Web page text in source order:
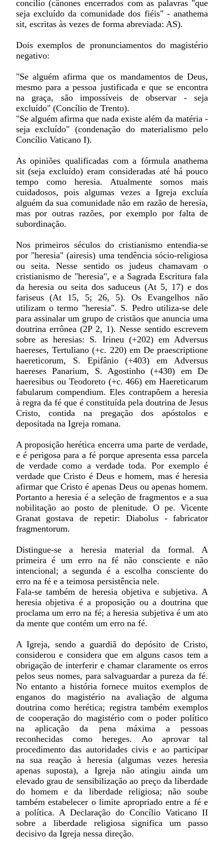
concílio (cânones encerrados com as palavras "que
seja excluído da comunidade dos fiéis" - anathema
sit, escritas às vezes de forma abreviada: AS).
Dois exemplos de pronunciamentos do magistério
negativo:
"Se alguém afirma que os mandamentos de Deus,
mesmo para a pessoa justificada e que se encontra
na graça, são impossíveis de observar - seja
excluído" (Concílio de Trento).
"Se alguém afirma que nada existe além da matéria -
seja excluído" (condenação do materialismo pelo
Concílio Vaticano I).
As opiniões qualificadas com a fórmula anathema
sit (seja excluído) eram consideradas até há pouco
tempo como heresia. Atualmente somos mais
cuidadosos, pois algumas vezes a Igreja excluía
alguém da sua comunidade não em razão de heresia,
mas por outras razões, por exemplo por falta de
subordinação.
Nos primeiros séculos do cristianismo entendia-se
por "heresia" (airesis) uma tendência sócio-religiosa
ou seita. Nesse sentido os judeus chamavam o
cristianismo de "heresia", e a Sagrada Escritura fala
da heresia ou seita dos saduceus (At 5, 17) e dos
fariseus (At 15, 5; 26, 5). Os Evangelhos não
utilizam o termo "heresia". S. Pedro utiliza-se dele
para assinalar um grupo de cristãos que anuncia uma
doutrina errônea (2P 2, 1). Nesse sentido escrevem
sobre as heresias: S. Irineu (+202) em Adversus
haereses, Tertuliano (+c. 220) em De praescriptione
haereticorum, S. Epifânio (+403) em Adversus
haereses Panarium, S. Agostinho (+430) em De
haeresibus ou Teodoreto (+c. 466) em Haereticarum
fabularum compendium. Eles contrapõem a heresia
à regra da fé que é constituída pela doutrina de Jesus
Cristo, contida na pregação dos apóstolos e
depositada na Igreja romana.
A proposição herética encerra uma parte de verdade,
e é perigosa para a fé porque apresenta essa parcela
de verdade como a verdade toda. Por exemplo é
verdade que Cristo é Deus e homem, mas é heresia
afirmar que Cristo é apenas Deus ou apenas homem.
Portanto a heresia é a seleção de fragmentos e a sua
nobilitação ao posto de plenitude. O pe. Vicente
Granat gostava de repetir: Diabolus - fabricator
fragmentorum.
Distingue-se a heresia material da formal. A
primeira é um erro na fé não consciente e não
intencional; a segunda é a escolha consciente do
erro na fé e a teimosa persistência nele.
Fala-se também de heresia objetiva e subjetiva. A
heresia objetiva é a proposição ou a doutrina que
proclama um erro na fé; a heresia subjetiva é um ato
da mente que contém um erro na fé.
A Igreja, sendo a guardiã do depósito de Cristo,
considerou e considera que em alguns casos tem a
obrigação de interferir e chamar claramente os erros
pelos seus nomes, para salvaguardar a pureza da fé.
No entanto a história fornece muitos exemplos de
enganos do magistério na avaliação de alguma
doutrina como herética; registra também exemplos
de cooperação do magistério com o poder político
na aplicação da pena máxima a pessoas
reconhecidas como hereges. Ao aprovar tal
procedimento das autoridades civis e ao participar
na sua reação à heresia (algumas vezes heresia
apenas suposta), a Igreja não atingiu ainda um
elevado grau de sensibilização ao preço da liberdade
do homem e da liberdade religiosa; não soube
também estabelecer o limite apropriado entre a fé e
a política. A Declaração do Concílio Vaticano II
sobre a liberdade religiosa significa um passo
decisivo da Igreja nessa direção.